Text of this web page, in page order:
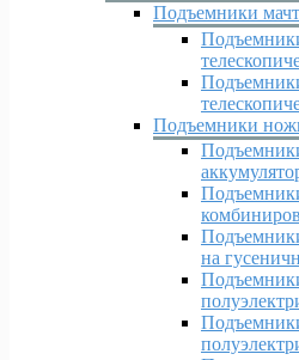
Подъемники
Подъемники
на